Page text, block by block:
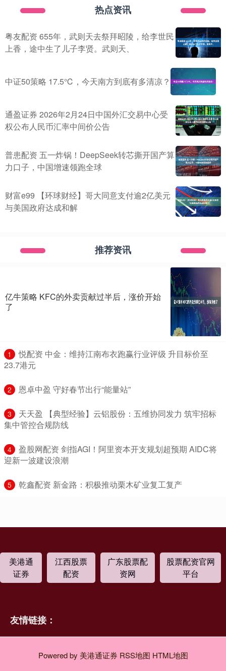
热点资讯
粤友配资 655年，武则天去祭拜昭陵，给李世民
上香，途中生了儿子李贤。武则天、
中证50策略 17.5℃，今天南方到底有多清凉？
通盈证券 2026年2月24日中国外汇交易中心受
权公布人民币汇率中间价公告
普患配资 五一炸锅！DeepSeek转芯撕开国产算
力口子，中国增速领跑全球
财富e99 【环球财经】哥大同意支付逾2亿美元
与美国政府达成和解
推荐资讯
亿牛策略 KFC的外卖贡献过半后，涨价开始
了
1
​悦配资 中金：维持江南布衣跑赢行业评级 升目标价至
23.7港元
2 ​恩卓中盈 守好春节出行“能量站”
3
​天天盈 【典型经验】云铝股份：五维协同发力 筑牢招标
集中管控合规防线
4
​盈股网配资 剑指AGI！阿里资本开支规划超预期 AIDC将
迎新一波建设浪潮
5 ​乾鑫配资 新金路：积极推动栗木矿业复工复产
美港通
证券
江西股票
配资
广东股票配
资网
股票配资官网
平台
友情链接：
Powered by 美港通证券 RSS地图 HTML地图